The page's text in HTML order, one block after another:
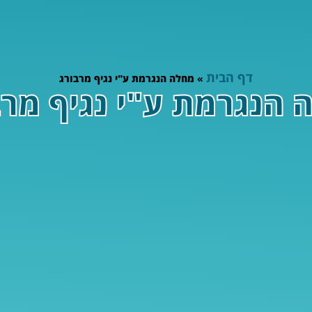
דף הבית » מחלה הנגרמת ע"י נגיף מרבורג
הנגרמת ע"י נגיף